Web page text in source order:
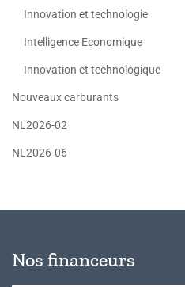
Innovation et technologie
Intelligence Economique
Innovation et technologique
Nouveaux carburants
NL2026-02
NL2026-06
Nos financeurs